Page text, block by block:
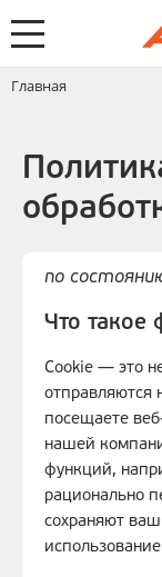
Услуги
Электронный
Заявка на
Главная
по
Что такое
Cookie — это
отправляются
посещаете
нашей
функций,
рационально
сохраняют